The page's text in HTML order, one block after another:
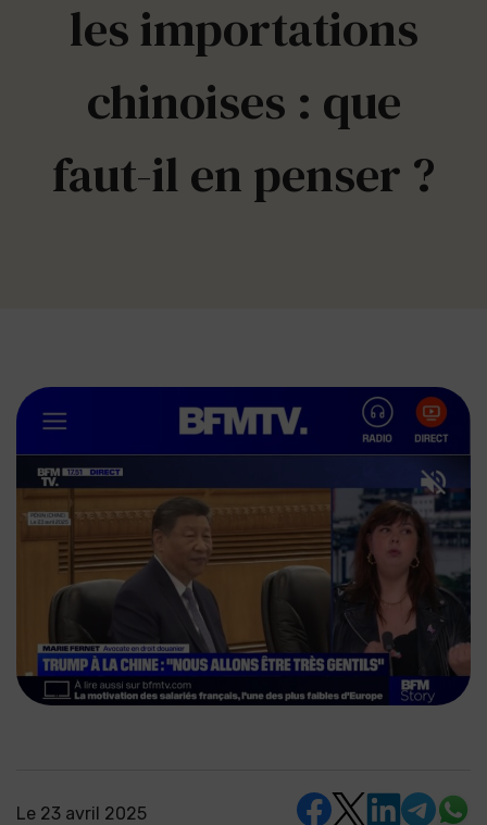
les importations
chinoises : que
faut-il en penser ?
Le 23 avril 2025